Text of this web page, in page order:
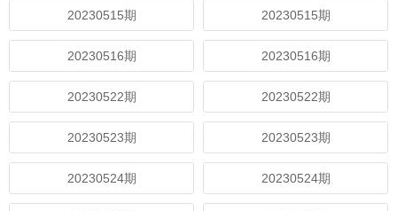
20230515期 20230515期
20230516期 20230516期
20230522期 20230522期
20230523期 20230523期
20230524期 20230524期